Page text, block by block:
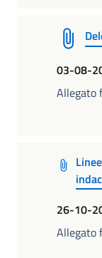
03-08-
Allegato
26-10-
Allegato